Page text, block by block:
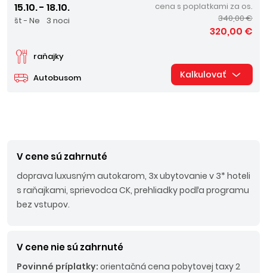
15.10. - 18.10.
št - Ne 3 noci
Autobusom
raňajky
cena s poplatkami za os.
340,00 €
320,00 €
Kalkulovať
V cene sú zahrnuté
doprava luxusným autokarom, 3x ubytovanie v 3* hoteli
s raňajkami, sprievodca CK, prehliadky podľa programu
bez vstupov.
V cene nie sú zahrnuté
Povinné príplatky: orientačná cena pobytovej taxy 2